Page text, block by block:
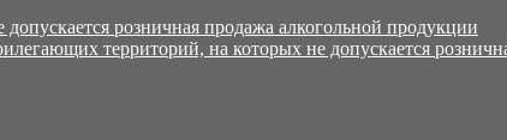
розничная продажа алкогольной продукции
территорий, на которых не допускается